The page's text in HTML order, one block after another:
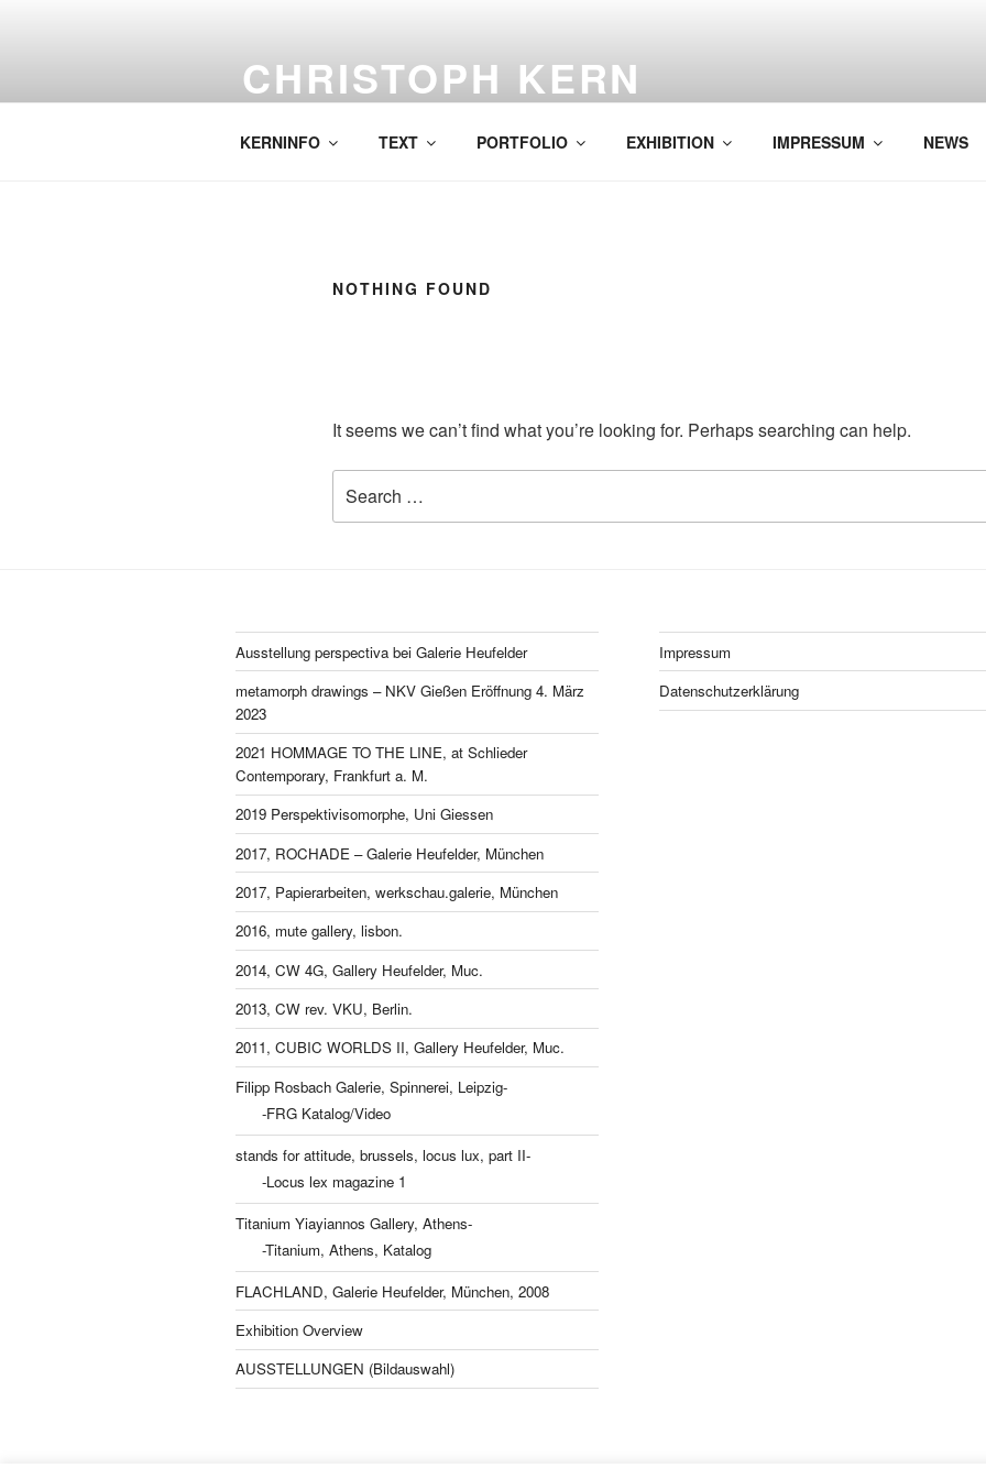
CHRISTOPH KERN
KERNINFO TEXT PORTFOLIO EXHIBITION IMPRESSUM NEWS
NOTHING FOUND
It seems we can’t find what you’re looking for. Perhaps searching can help.
Search
for:
Ausstellung perspectiva bei Galerie Heufelder
metamorph drawings – NKV Gießen Eröffnung 4. März
2023
2021 HOMMAGE TO THE LINE, at Schlieder
Contemporary, Frankfurt a. M.
2019 Perspektivisomorphe, Uni Giessen
2017, ROCHADE – Galerie Heufelder, München
2017, Papierarbeiten, werkschau.galerie, München
2016, mute gallery, lisbon.
2014, CW 4G, Gallery Heufelder, Muc.
2013, CW rev. VKU, Berlin.
2011, CUBIC WORLDS II, Gallery Heufelder, Muc.
Filipp Rosbach Galerie, Spinnerei, Leipzig-
-FRG Katalog/Video
stands for attitude, brussels, locus lux, part II-
-Locus lex magazine 1
Titanium Yiayiannos Gallery, Athens-
-Titanium, Athens, Katalog
FLACHLAND, Galerie Heufelder, München, 2008
Exhibition Overview
AUSSTELLUNGEN (Bildauswahl)
Impressum
Datenschutzerklärung